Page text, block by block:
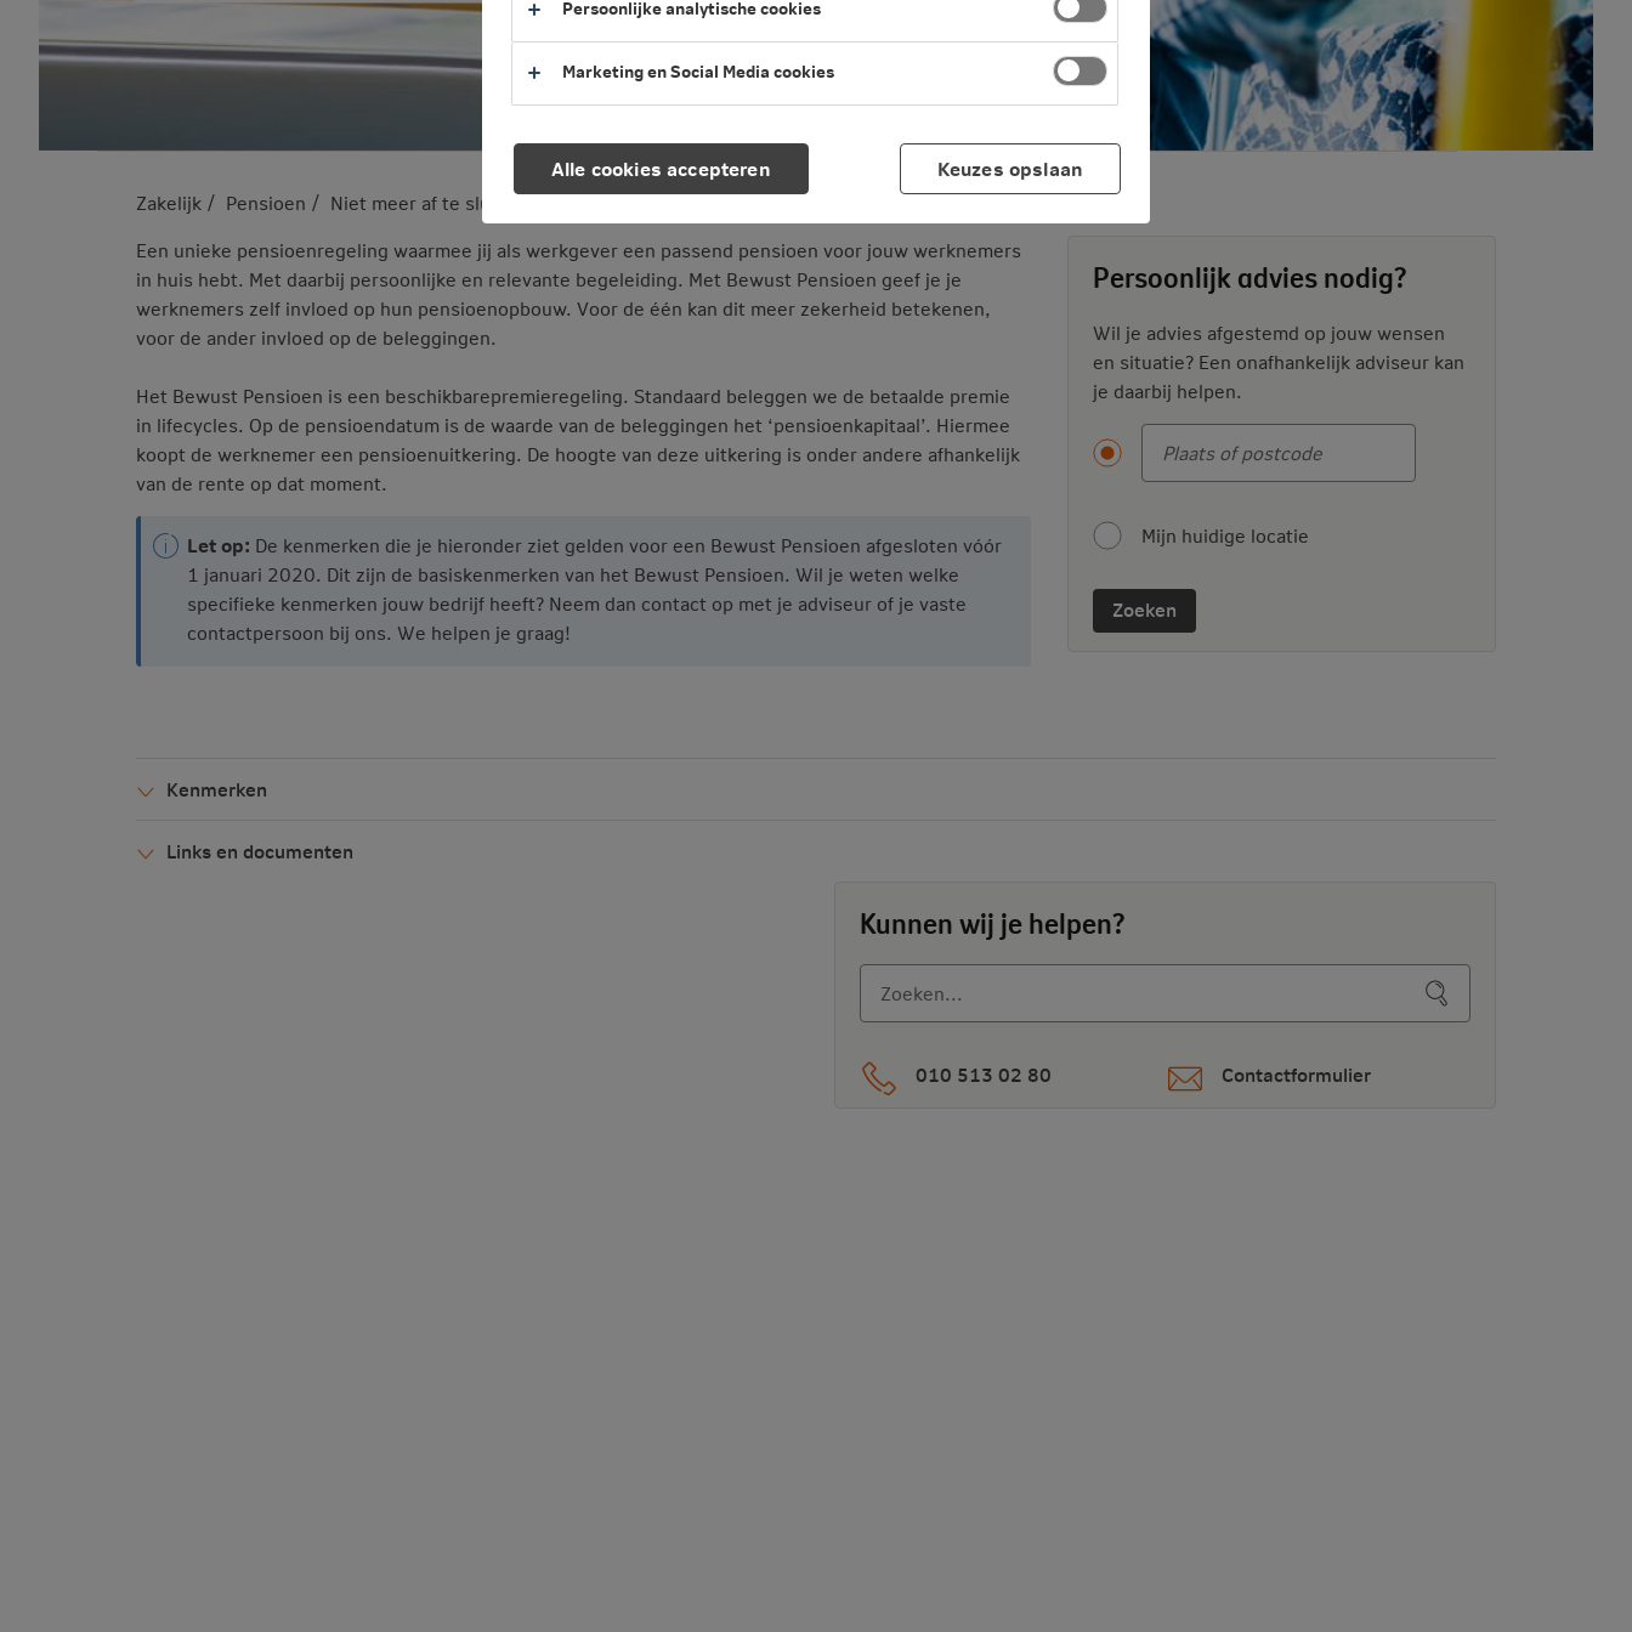
Zakelijk Pensioen Niet meer af te sluiten pensioenproducten
Bewust Pensioen
Een unieke pensioenregeling waarmee jij als werkgever een passend pensioen voor jouw werknemers
in huis hebt. Met daarbij persoonlijke en relevante begeleiding. Met Bewust Pensioen geef je je
werknemers zelf invloed op hun pensioenopbouw. Voor de één kan dit meer zekerheid betekenen,
voor de ander invloed op de beleggingen.
Het Bewust Pensioen is een beschikbarepremieregeling. Standaard beleggen we de betaalde premie
in lifecycles. Op de pensioendatum is de waarde van de beleggingen het ‘pensioenkapitaal’. Hiermee
koopt de werknemer een pensioenuitkering. De hoogte van deze uitkering is onder andere afhankelijk
van de rente op dat moment.
Let op: De kenmerken die je hieronder ziet gelden voor een Bewust Pensioen afgesloten vóór
1 januari 2020. Dit zijn de basiskenmerken van het Bewust Pensioen. Wil je weten welke
specifieke kenmerken jouw bedrijf heeft? Neem dan contact op met je adviseur of je vaste
contactpersoon bij ons. We helpen je graag!
Persoonlijk advies nodig?
Wil je advies afgestemd op jouw wensen
en situatie? Een onafhankelijk adviseur kan
je daarbij helpen.
Mijn huidige locatie
Zoeken
Kenmerken
Links en documenten
Kunnen wij je helpen?
010 513 02 80 Contactformulier
Alle cookies accepteren
Persoonlijke analytische cookies
Marketing en Social Media cookies
Keuzes opslaan